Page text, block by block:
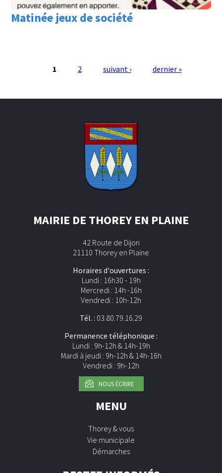
Matinée jeux de société
1 2 suivant › dernier »
MAIRIE DE THOREY EN PLAINE
42 Route de Dijon
21110 Thorey en Plaine
Horaires d'ouvertures :
Lundi : 16h30 - 19h
Mercredi : 14h -16h
Vendredi : 10h-12h
Tél. : 03.80.79.16.29
Permanence téléphonique :
Lundi : 9h-12h & 14h-19h
Mardi à jeudi : 9h-12h & 14h-16h
Vendredi : 9h-12h
NOUS ÉCRIRE
MENU
Thorey & vous
Vie municipale
Démarches